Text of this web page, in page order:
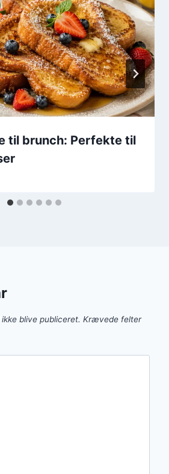
til brunch: Perfekte til
blive publiceret. Krævede felter